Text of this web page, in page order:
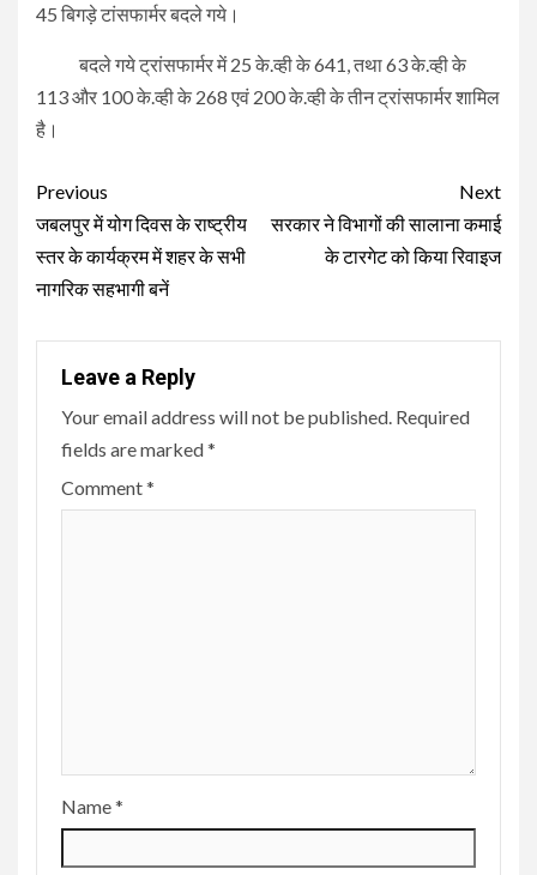
45 बिगड़े टांसफार्मर बदले गये।
बदले गये ट्रांसफार्मर में 25 के.व्ही के 641, तथा 63 के.व्ही के
113 और 100 के.व्ही के 268 एवं 200 के.व्ही के तीन ट्रांसफार्मर शामिल
है।
Continue
Reading
Previous
जबलपुर में योग दिवस के राष्ट्रीय
स्तर के कार्यक्रम में शहर के सभी
नागरिक सहभागी बनें
Next
सरकार ने विभागों की सालाना कमाई
के टारगेट को किया रिवाइज
Leave a Reply
Your email address will not be published. Required
fields are marked*
Comment*
Name*